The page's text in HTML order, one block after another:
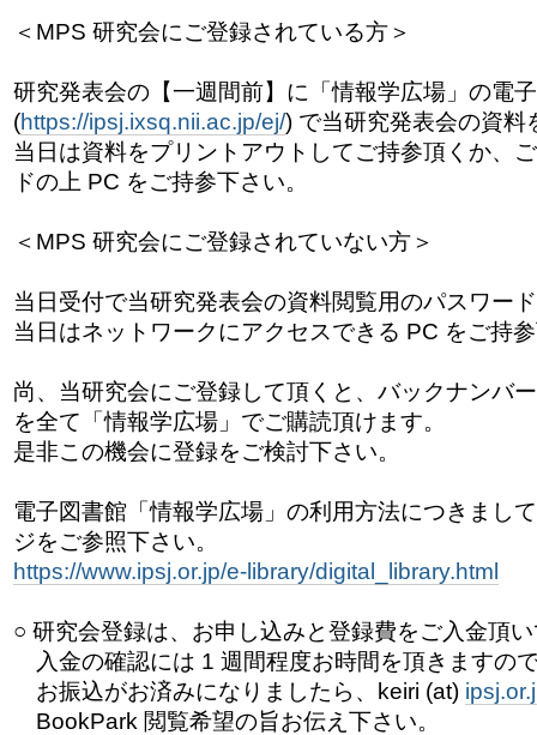
＜MPS 研究会にご登録されている方＞
研究発表会の【一週間前】に「情報学広場」の電
(https://ipsj.ixsq.nii.ac.jp/ej/) で当研究発表会の資料
当日は資料をプリントアウトしてご持参頂くか、
ドの上 PC をご持参下さい。
＜MPS 研究会にご登録されていない方＞
当日受付で当研究発表会の資料閲覧用のパスワー
当日はネットワークにアクセスできる PC をご持
尚、当研究会にご登録して頂くと、バックナンバ
を全て「情報学広場」でご購読頂けます。
是非この機会に登録をご検討下さい。
電子図書館「情報学広場」の利用方法につきまし
ジをご参照下さい。
https://www.ipsj.or.jp/e-library/digital_library.html
○ 研究会登録は、お申し込みと登録費をご入金頂
入金の確認には 1 週間程度お時間を頂きますの
お振込がお済みになりましたら、keiri (at)
BookPark 閲覧希望の旨お伝え下さい。